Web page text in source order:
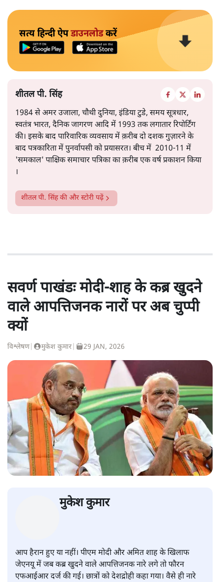
सत्य हिन्दी ऐपडाउनलोडकरें
शीतल पी. सिंह
1984 से अमर उजाला, चौथी दुनिया, इंडिया टुडे, समय सूत्रधार,
स्वतंत्र भारत, दैनिक जागरण आदि में 1993 तक लगातार रिपोर्टिंग
की। इसके बाद पारिवारिक व्यवसाय में क़रीब दो दशक गुज़ारने के
बाद पत्रकारिता में पुनर्वापसी को प्रयासरत। बीच में 2010-11 में
'समकाल' पाक्षिक समाचार पत्रिका का क़रीब एक वर्ष प्रकाशन किया
।
शीतल पी. सिंहकी और स्टोरी पढ़ें
सवर्ण पाखंडः मोदी-शाह के कब्र खुदने
वाले आपत्तिजनक नारों पर अब चुप्पी
क्यों
विश्लेषण| मुकेश कुमार 29 JAN, 2026
मुकेश कुमार
आप हैरान हुए या नहीं। पीएम मोदी और अमित शाह के खिलाफ
जेएनयू में जब कब्र खुदने वाले आपत्तिजनक नारे लगे तो फौरन
एफआईआर दर्ज की गई। छात्रों को देशद्रोही कहा गया। वैसे ही नारे